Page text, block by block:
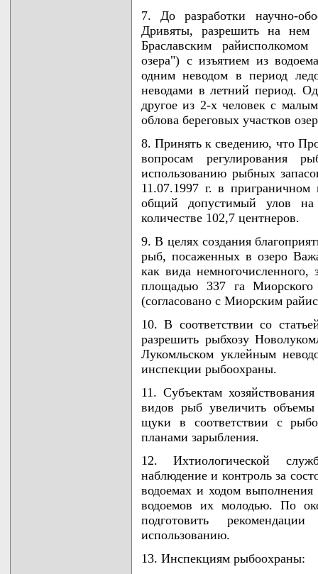
7. До разработки научно-
Дривяты, разрешить на нем
Браславским
озера") с изъятием из
одним неводом в период
неводами в летний период.
другое из 2-х человек с
облова береговых участков
8. Принять к сведению, что
вопросам регулирования
использованию рыбных
11.07.1997 г. в
общий допустимый улов
количестве 102,7 центнеров.
9. В целях создания
рыб, посаженных в озеро
как вида
площадью 337 га
(согласовано с Миорским
10. В соответствии со
разрешить рыбхозу
Лукомльском уклейным
инспекции рыбоохраны.
11. Субъектам
видов рыб увеличить
щуки в соответствии с
планами зарыбления.
12. Ихтиологической
наблюдение и контроль за
водоемах и ходом
водоемов их молодью. По
подготовить
использованию.
13. Инспекциям рыбоохраны: